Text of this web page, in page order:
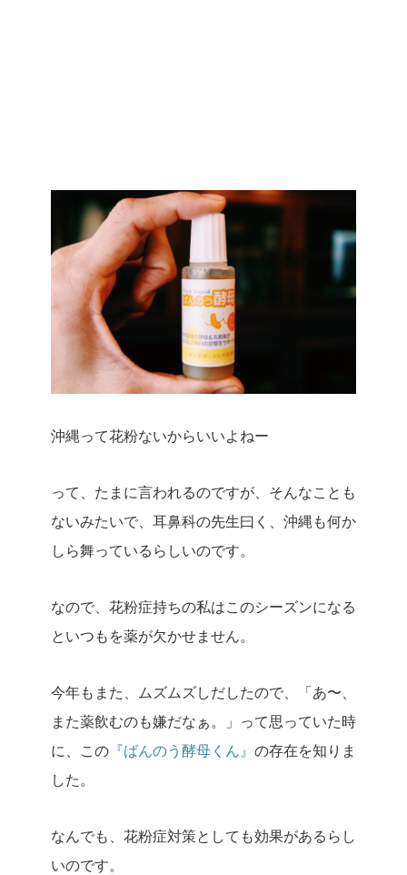
沖縄って花粉ないからいいよねー
って、たまに言われるのですが、そんなことも
ないみたいで、耳鼻科の先生曰く、沖縄も何か
しら舞っているらしいのです。
なので、花粉症持ちの私はこのシーズンになる
といつもを薬が欠かせません。
今年もまた、ムズムズしだしたので、「あ〜、
また薬飲むのも嫌だなぁ。」って思っていた時
に、この 『ばんのう酵母くん』 の存在を知りま
した。
なんでも、花粉症対策としても効果があるらし
いのです。